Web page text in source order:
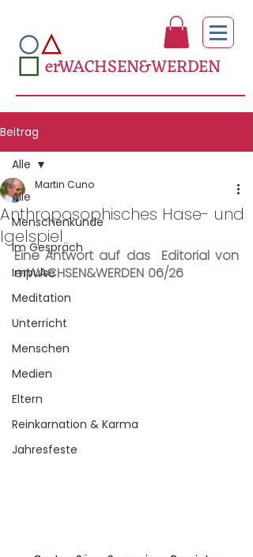
erWACHSEN&WERDEN
Beitrag
Alle
Menschenkunde
Im Gespräch
Impulse
Meditation
Unterricht
Menschen
Medien
Eltern
Reinkarnation & Karma
Jahresfeste
Alle
Anthroposophisches Hase- und
Igelspiel
Martin Cuno
Eine Antwort auf das  Editorial von
erWACHSEN&WERDEN 06/26